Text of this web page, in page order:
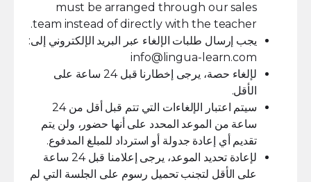
must be arranged through our sales
team instead of directly with the teacher.
يجب إرسال طلبات الإلغاء عبر البريد الإلكتروني إلى:
info@lingua-learn.com
لإلغاء حصة، يرجى إخطارنا قبل 24 ساعة على
الأقل.
سيتم اعتبار الإلغاءات التي تتم قبل أقل من 24
ساعة من الموعد المحدد على أنها حضور، ولن يتم
تقديم أي إعادة جدولة أو استرداد للمبلغ المدفوع.
لإعادة تحديد الموعد، يرجى إعلامنا قبل 24 ساعة
على الأقل لتجنب تحميل رسوم على الجلسة التي لم